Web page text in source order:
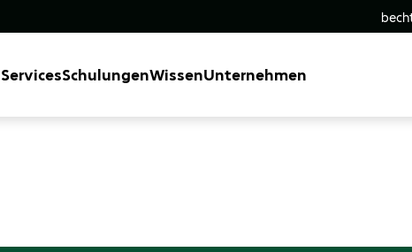
ServicesSchulungenWissenUnternehmen